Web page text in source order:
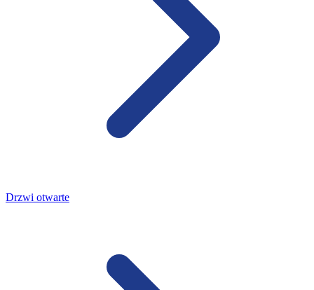
Drzwi otwarte